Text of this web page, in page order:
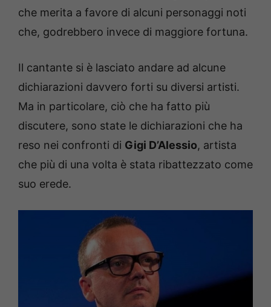
che merita a favore di alcuni personaggi noti
che, godrebbero invece di maggiore fortuna.
Il cantante si è lasciato andare ad alcune
dichiarazioni davvero forti su diversi artisti.
Ma in particolare, ciò che ha fatto più
discutere, sono state le dichiarazioni che ha
reso nei confronti di Gigi D’Alessio, artista
che più di una volta è stata ribattezzato come
suo erede.